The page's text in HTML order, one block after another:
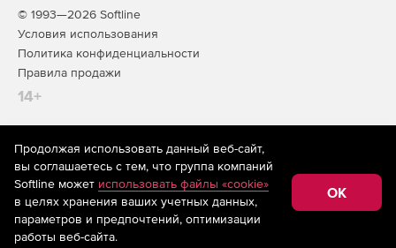
© 1993—2026 Softline
Условия использования
Политика конфиденциальности
Правила продажи
14+
На информационном ресурсе store.softline.ru применяются
рекомендательные технологии(информационные технологии
предоставления информации на основе сбора,
систематизации и анализа сведений, относящихся к
предпочтениям пользователей сети «Интернет»,
находящихся на территории Российской Федерации)
Продолжая использовать данный веб-сайт,
вы соглашаетесь с тем, что группа компаний
Softline может использовать файлы «cookie»
в целях хранения ваших учетных данных,
параметров и предпочтений, оптимизации
работы веб-сайта.
OK